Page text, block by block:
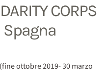
CORPS
ottobre 2019- 30 marzo